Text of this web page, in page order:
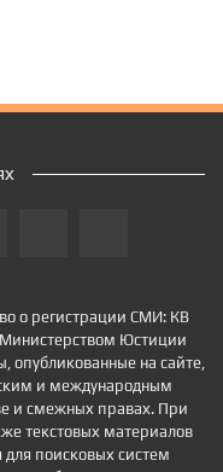
о регистрации СМИ: КВ
Юстиции
опубликованные на сайте,
и международным
и смежных правах. При
текстовых материалов
для поисковых систем